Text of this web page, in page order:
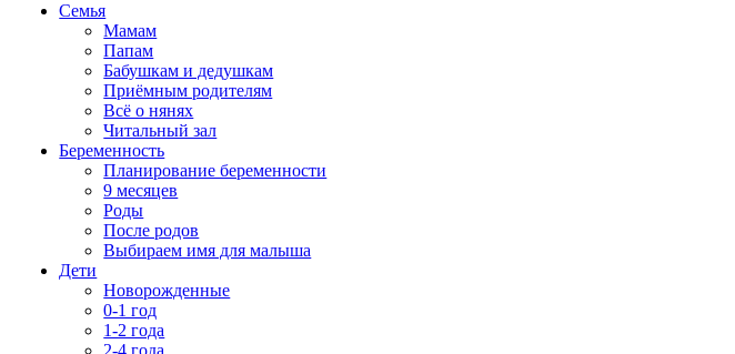
Семья
Мамам
Папам
Бабушкам и дедушкам
Приёмным родителям
Всё о нянях
Читальный зал
Беременность
Планирование беременности
9 месяцев
Роды
После родов
Выбираем имя для малыша
Дети
Новорожденные
0-1 год
1-2 года
2-4 года